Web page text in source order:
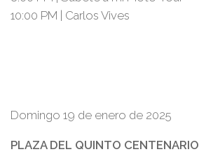
10:00 PM | Carlos Vives
Domingo 19 de enero de 2025
PLAZA DEL QUINTO CENTENARIO